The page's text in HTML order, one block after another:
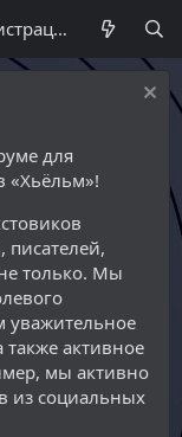
Регистрация
для
«Хьёльм»!
только. Мы
уважительное
активное
мы активно
из социальных